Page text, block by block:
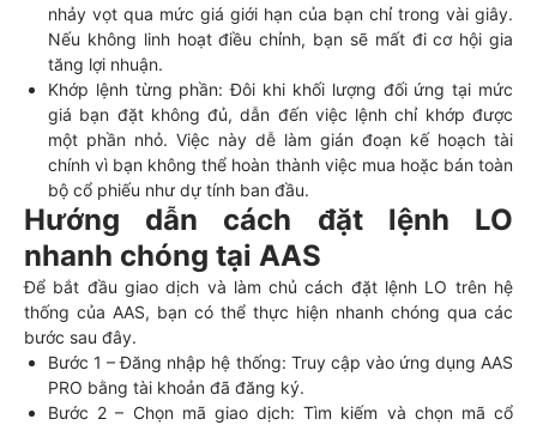
nhảy vọt qua mức giá giới hạn của bạn chỉ trong vài giây.
Nếu không linh hoạt điều chỉnh, bạn sẽ mất đi cơ hội gia
tăng lợi nhuận.
Khớp lệnh từng phần: Đôi khi khối lượng đối ứng tại mức
giá bạn đặt không đủ, dẫn đến việc lệnh chỉ khớp được
một phần nhỏ. Việc này dễ làm gián đoạn kế hoạch tài
chính vì bạn không thể hoàn thành việc mua hoặc bán toàn
bộ cổ phiếu như dự tính ban đầu.
Hướng dẫn cách đặt lệnh LO
nhanh chóng tại AAS
Để bắt đầu giao dịch và làm chủ cách đặt lệnh LO trên hệ
thống của AAS, bạn có thể thực hiện nhanh chóng qua các
bước sau đây.
Bước 1 – Đăng nhập hệ thống: Truy cập vào ứng dụng AAS
PRO bằng tài khoản đã đăng ký.
Bước 2 – Chọn mã giao dịch: Tìm kiếm và chọn mã cổ